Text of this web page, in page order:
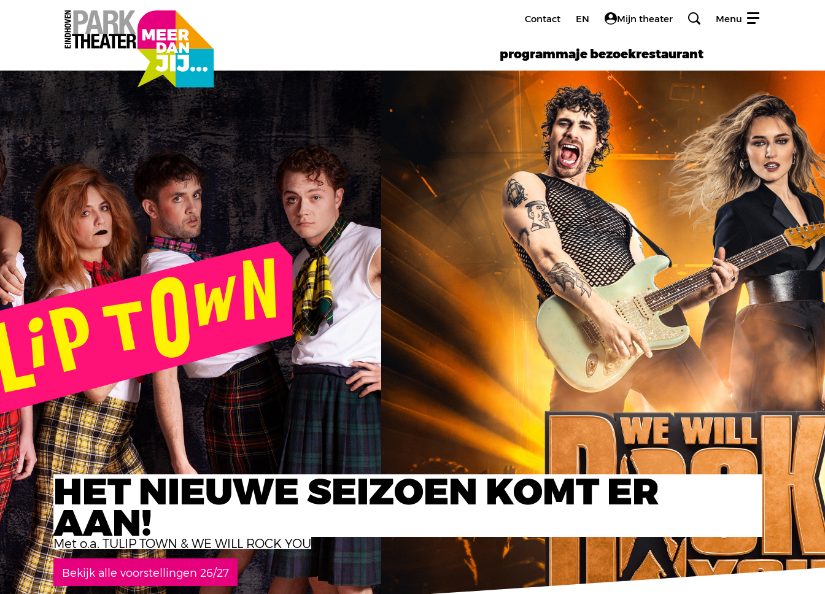
Contact EN Mijn theater
programmaje bezoekrestaurant
Menu
HET NIEUWE SEIZOEN KOMT ER
AAN!
Met o.a. TULIP TOWN & WE WILL ROCK YOU
Bekijk alle voorstellingen 26/27